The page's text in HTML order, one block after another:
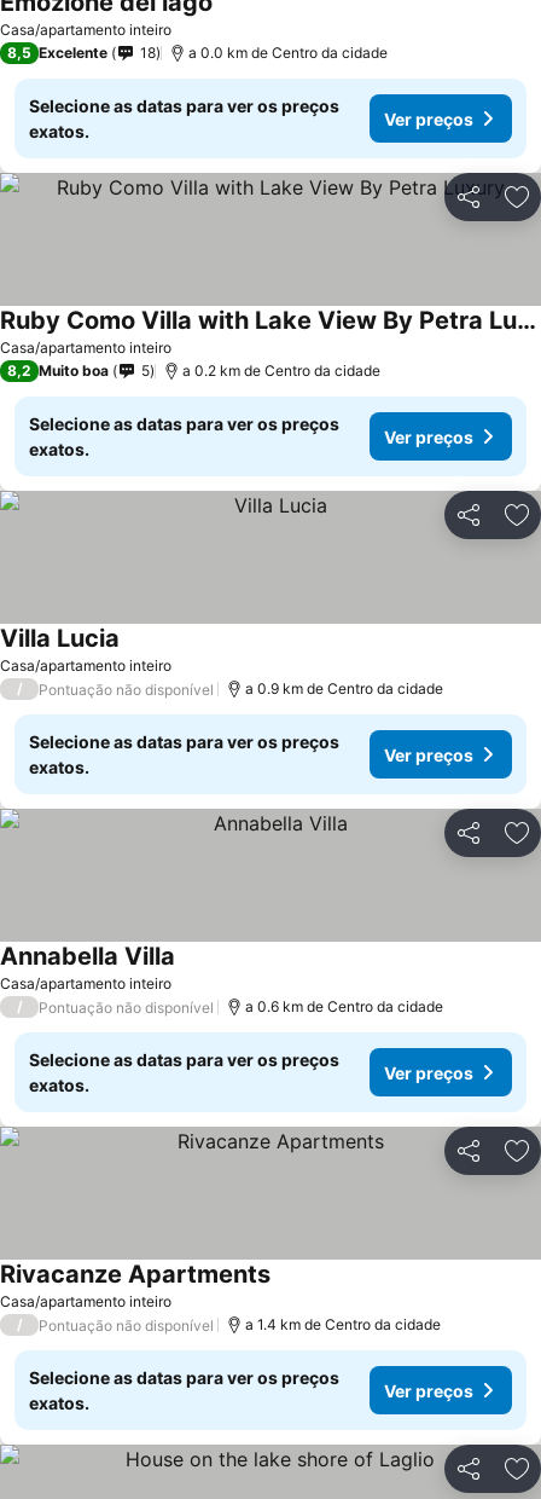
Casa/apartamento inteiro
8,5 Excelente 18 a 0.0 km de Centro da cidade
Selecione as datas para ver os preços
exatos.
Ver preços
Partilhar
Casa/apartamento inteiro
Ruby Como Villa with Lake View By Petra Luxury
Ver preços
8,2 Muito boa 5 a 0.2 km de Centro da cidade
Selecione as datas para ver os preços
exatos.
Ver preços
Partilhar
Casa/apartamento inteiro
Villa Lucia
/ Pontuação não disponível a 0.9 km de Centro da cidade
Selecione as datas para ver os preços
exatos.
Ver preços
Partilhar
Casa/apartamento inteiro
Annabella Villa
/ Pontuação não disponível a 0.6 km de Centro da cidade
Selecione as datas para ver os preços
exatos.
Ver preços
Partilhar
Casa/apartamento inteiro
Rivacanze ApartmentsVer preços
/ Pontuação não disponível a 1.4 km de Centro da cidade
Selecione as datas para ver os preços
exatos.
Ver preços
Partilhar